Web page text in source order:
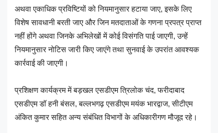
अथवा एकाधिक प्रविष्टियों को नियमानुसार हटाया जाए, इसके लिए
विशेष सावधानी बरती जाए और जिन मतदाताओं के गणना प्रपत्र प्राप्त
नहीं होंगे अथवा जिनके अभिलेखों में कोई विसंगति पाई जाएगी, उन्हें
नियमानुसार नोटिस जारी किए जाएंगे तथा सुनवाई के उपरांत आवश्यक
कार्रवाई की जाएगी।
प्रशिक्षण कार्यक्रम में बड़खल एसडीएम त्रिलोक चंद, फरीदाबाद
एसडीएम डॉ हनी बंसल, बल्लभगढ़ एसडीएम मयंक भारद्वाज, सीटीएम
अंकित कुमार सहित अन्य संबंधित विभागों के अधिकारीगण मौजूद रहे।